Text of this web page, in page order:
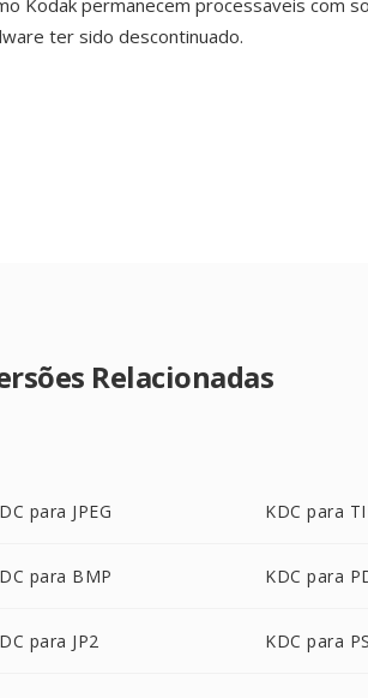
Kodak permanecem processaveis com
ter sido descontinuado.
Relacionadas
para JPEG KDC para
para BMP KDC para
para JP2 KDC para